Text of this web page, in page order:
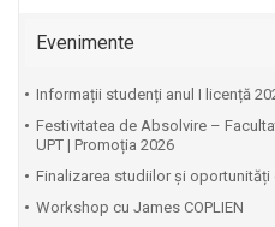
Evenimente
Informații studenți anul I licență
Festivitatea de Absolvire –
UPT | Promoția 2026
Finalizarea studiilor și oportunități
Workshop cu James COPLIEN